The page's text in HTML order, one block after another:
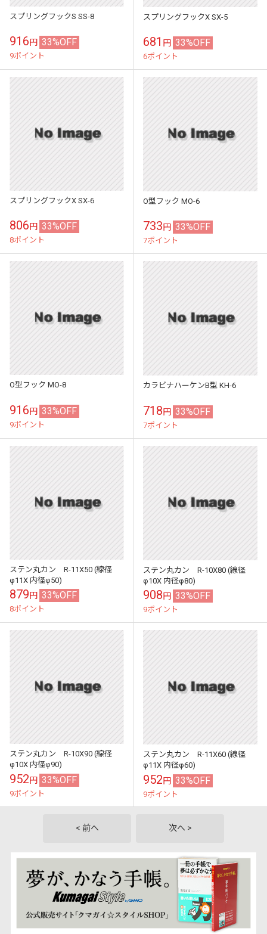
スプリングフックS SS-8
916円 33%OFF
9ポイント
スプリングフックX SX-5
681 円 33%OFF
6ポイント
スプリングフックX SX-6
806円 33%OFF
8ポイント
O型フック MO-6
733円 33%OFF
7ポイント
O型フック MO-8
916円 33%OFF
9ポイント
カラビナハーケンB型 KH-6
718円 33%OFF
7ポイント
ステン丸カン R-11X50 (線径
φ11X 内径φ50)
879円 33%OFF
8ポイント
ステン丸カン R-10X80 (線径
φ10X 内径φ80)
908円 33%OFF
9ポイント
ステン丸カン R-10X90 (線径
φ10X 内径φ90)
952円 33%OFF
9ポイント
ステン丸カン R-11X60 (線径
φ11X 内径φ60)
952円 33%OFF
9ポイント
< 前へ 次へ >